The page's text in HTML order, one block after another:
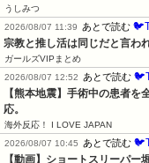
うしみつ
2026/08/07 11:39
あとで読む
宗教と推し活は同じだと言われ
ガールズVIPまとめ
2026/08/07 12:52
あとで読む
【熊本地震】手術中の患者
応。
海外反応！ I LOVE JAPAN
2026/08/07 10:45
あとで読む
【動画】ショートスリーパー